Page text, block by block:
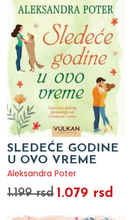
SLEDEĆE GODINE
U OVO VREME
Aleksandra Poter
1.199 rsd 1.079 rsd